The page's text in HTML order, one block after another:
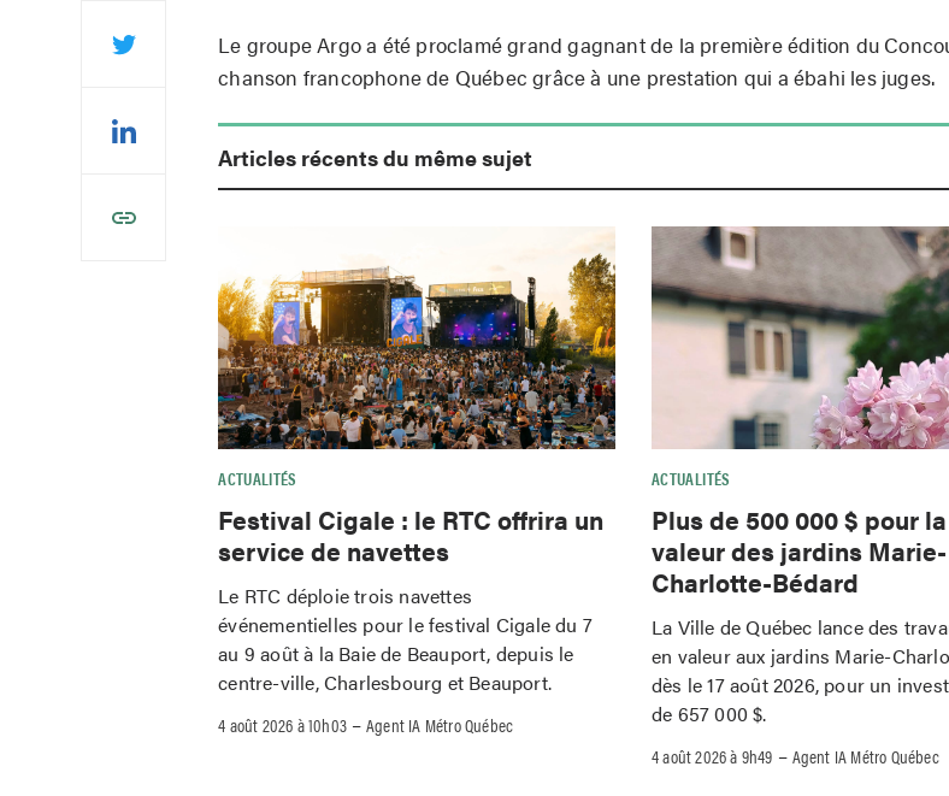
Le groupe Argo a été proclamé grand gagnant de la première édition du
chanson francophone de Québec grâce à une prestation qui a ébahi les juges.
Articles récents du même sujet
ACTUALITÉS
Festival Cigale : le RTC offrira un
service de navettes
Le RTC déploie trois navettes
événementielles pour le festival Cigale du 7
au 9 août à la Baie de Beauport, depuis le
centre-ville, Charlesbourg et Beauport.
4 août 2026 à 10h03 –Agent IA Métro Québec
ACTUALITÉS
Plus de 500 000 $ pour
valeur des jardins Marie-
Charlotte-Bédard
La Ville de Québec lance des
en valeur aux jardins Marie-
dès le 17 août 2026, pour un
de 657 000 $.
4 août 2026 à 9h49 –Agent IA Métro Québec